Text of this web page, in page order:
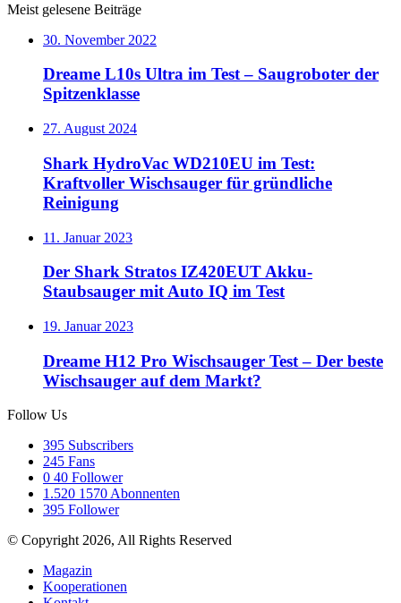
Meist gelesene Beiträge
30. November 2022
Dreame L10s Ultra im Test – Saugroboter der
Spitzenklasse
27. August 2024
Shark HydroVac WD210EU im Test:
Kraftvoller Wischsauger für gründliche
Reinigung
11. Januar 2023
Der Shark Stratos IZ420EUT Akku-
Staubsauger mit Auto IQ im Test
19. Januar 2023
Dreame H12 Pro Wischsauger Test – Der beste
Wischsauger auf dem Markt?
Follow Us
395 Subscribers
245 Fans
0 40 Follower
1.520 1570 Abonnenten
395 Follower
© Copyright 2026, All Rights Reserved
Magazin
Kooperationen